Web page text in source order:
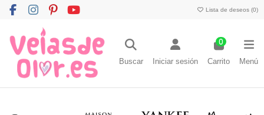
Lista de deseos (0)
Buscar Iniciar sesión
0
Carrito Menú